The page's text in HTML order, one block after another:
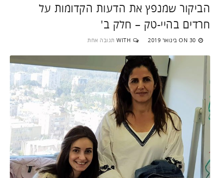
הביקור שמנפץ את הדעות הקדומות על
חרדים בהיי-טק – חלק ב'
ON 30 בינואר 2019 WITH תגובה אחת